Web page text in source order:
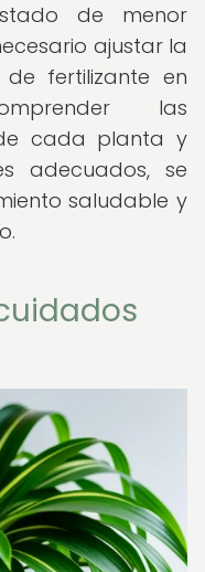
de menor
ajustar la
fertilizante en
las
cada planta y
adecuados, se
saludable y